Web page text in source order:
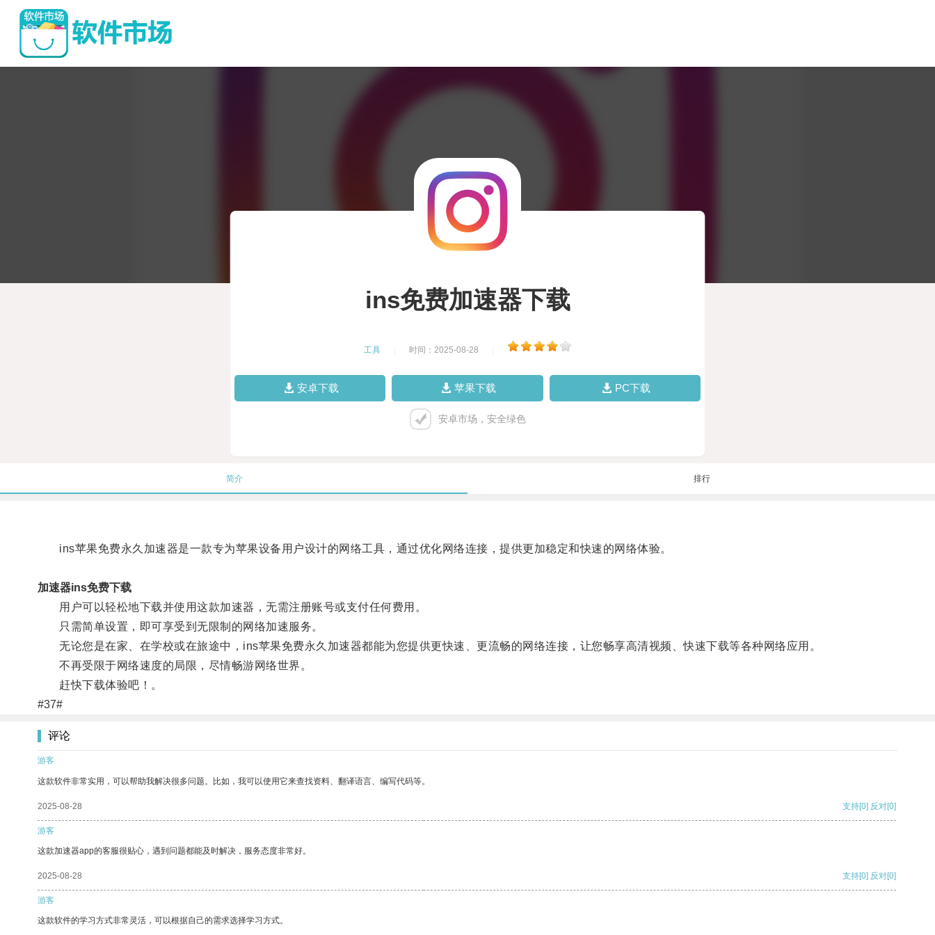
ins免费加速器下载
工具 时间：2025-08-28
安卓下载 苹果下载 PC下载
安卓市场，安全绿色
简介 排行
ins苹果免费永久加速器是一款专为苹果设备用户设计的网络工具，通过优化网络连接，提供更加稳定和快速的网络体验。
加速器ins免费下载
用户可以轻松地下载并使用这款加速器，无需注册账号或支付任何费用。
只需简单设置，即可享受到无限制的网络加速服务。
无论您是在家、在学校或在旅途中，ins苹果免费永久加速器都能为您提供更快速、更流畅的网络连接，让您畅享高清视频、快速下载等各种网络应用。
不再受限于网络速度的局限，尽情畅游网络世界。
赶快下载体验吧！。
#37#
评论
游客
这款软件非常实用，可以帮助我解决很多问题。比如，我可以使用它来查找资料、翻译语言、编写代码等。
2025-08-28 支持[0] 反对[0]
游客
这款加速器app的客服很贴心，遇到问题都能及时解决，服务态度非常好。
2025-08-28 支持[0] 反对[0]
游客
这款软件的学习方式非常灵活，可以根据自己的需求选择学习方式。